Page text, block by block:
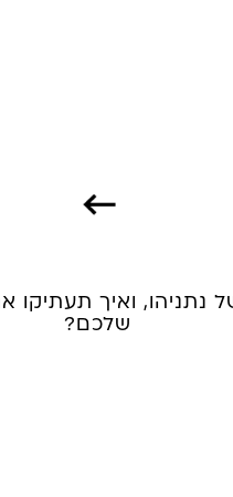
נתניהו, ואיך תעתיקו
שלכם?